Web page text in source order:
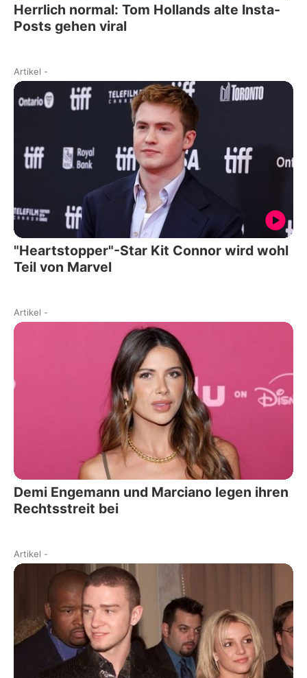
Herrlich normal: Tom Hollands alte Insta-
Posts gehen viral
Artikel -
"Heartstopper"-Star Kit Connor wird wohl
Teil von Marvel
Artikel -
Demi Engemann und Marciano legen ihren
Rechtsstreit bei
Artikel -